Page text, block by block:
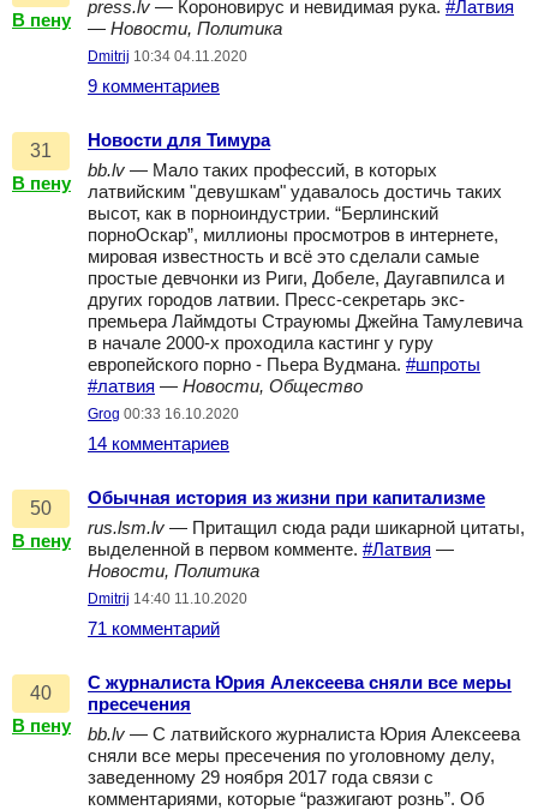
В пену
press.lv — Короновирус и невидимая рука. #Латвия
— Новости, Политика
Dmitrij 10:34 04.11.2020
9 комментариев
31
В пену
Новости для Тимура
bb.lv — Мало таких профессий, в которых
латвийским "девушкам" удавалось достичь таких
высот, как в порноиндустрии. “Берлинский
порноОскар”, миллионы просмотров в интернете,
мировая известность и всё это сделали самые
простые девчонки из Риги, Добеле, Даугавпилса и
других городов латвии. Пресс-секретарь экс-
премьера Лаймдоты Страуюмы Джейна Тамулевича
в начале 2000-х проходила кастинг у гуру
европейского порно - Пьера Вудмана. #шпроты
#латвия — Новости, Общество
Grog 00:33 16.10.2020
14 комментариев
50
В пену
Обычная история из жизни при капитализме
rus.lsm.lv — Притащил сюда ради шикарной цитаты,
выделенной в первом комменте. #Латвия —
Новости, Политика
Dmitrij 14:40 11.10.2020
71 комментарий
40
В пену
С журналиста Юрия Алексеева сняли все меры
пресечения
bb.lv — С латвийского журналиста Юрия Алексеева
сняли все меры пресечения по уголовному делу,
заведенному 29 ноября 2017 года связи с
комментариями, которые “разжигают рознь”. Об